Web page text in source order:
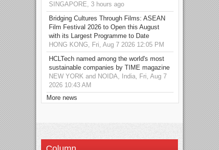
SINGAPORE, 3 hours ago
Bridging Cultures Through Films: ASEAN
Film Festival 2026 to Open this August
with its Largest Programme to Date
HONG KONG, Fri, Aug 7 2026 12:05 PM
HCLTech named among the world's most
sustainable companies by TIME magazine
NEW YORK and NOIDA, India, Fri, Aug 7
2026 10:43 AM
More news